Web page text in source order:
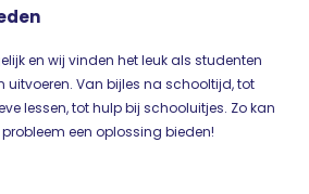
en wij vinden het leuk als studenten
uitvoeren. Van bijles na schooltijd, tot
lessen, tot hulp bij schooluitjes. Zo kan
een oplossing bieden!